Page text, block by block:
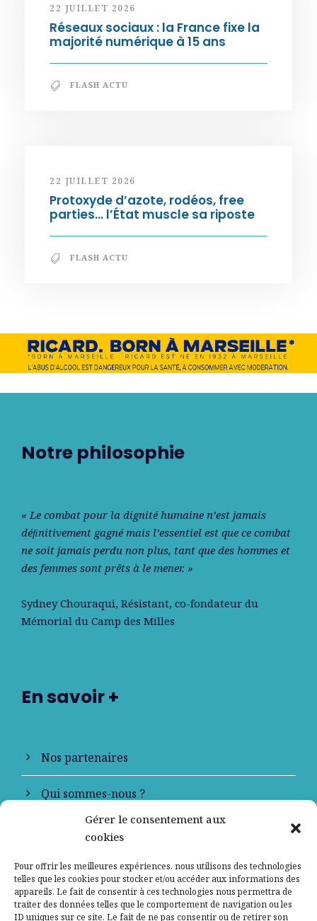
Gérer le consentement aux
cookies
Pour offrir les meilleures expériences, nous utilisons des technologies
telles que les cookies pour stocker et/ou accéder aux informations des
appareils. Le fait de consentir à ces technologies nous permettra de
traiter des données telles que le comportement de navigation ou les
ID uniques sur ce site. Le fait de ne pas consentir ou de retirer son
22 JUILLET 2026
Réseaux sociaux : la France fixe la
majorité numérique à 15 ans
FLASH ACTU
22 JUILLET 2026
Protoxyde d’azote, rodéos, free
parties… l’État muscle sa riposte
FLASH ACTU
Notre philosophie
« Le combat pour la dignité humaine n’est jamais
déﬁnitivement gagné mais l’essentiel est que ce combat
ne soit jamais perdu non plus, tant que des hommes et
des femmes sont prêts à le mener. »
Sydney Chouraqui, Résistant, co-fondateur du
Mémorial du Camp des Milles
En savoir +
Nos partenaires
Qui sommes-nous ?
Contactez-nous
Mentions légales
Politique de confidentialité